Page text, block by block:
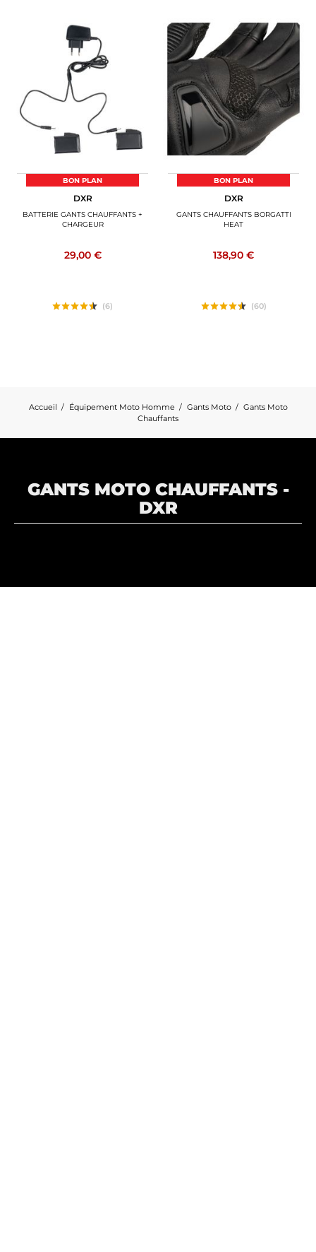
BON PLAN
DXR
BATTERIE GANTS CHAUFFANTS +
CHARGEUR
29,00 €
(6)
BON PLAN
DXR
GANTS CHAUFFANTS BORGATTI
HEAT
138,90 €
(60)
Accueil Équipement Moto Homme Gants Moto
Gants Moto
Chauffants
GANTS MOTO CHAUFFANTS -
DXR